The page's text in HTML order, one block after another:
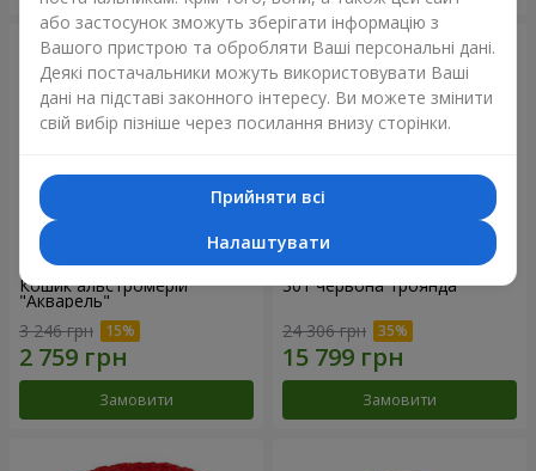
Кошик альстромерій
"Акварель"
3 246 грн
Замовити
301 червона троянда
24 306 грн
Замовити
або застосунок зможуть зберігати інформацію з
Вашого пристрою та обробляти Ваші персональні дані.
Деякі постачальники можуть використовувати Ваші
дані на підставі законного інтересу. Ви можете змінити
свій вибір пізніше через посилання внизу сторінки.
Прийняти всі
Налаштувати